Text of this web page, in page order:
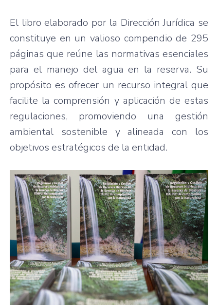
El libro elaborado por la Dirección Jurídica se
constituye en un valioso compendio de 295
páginas que reúne las normativas esenciales
para el manejo del agua en la reserva. Su
propósito es ofrecer un recurso integral que
facilite la comprensión y aplicación de estas
regulaciones, promoviendo una gestión
ambiental sostenible y alineada con los
objetivos estratégicos de la entidad.